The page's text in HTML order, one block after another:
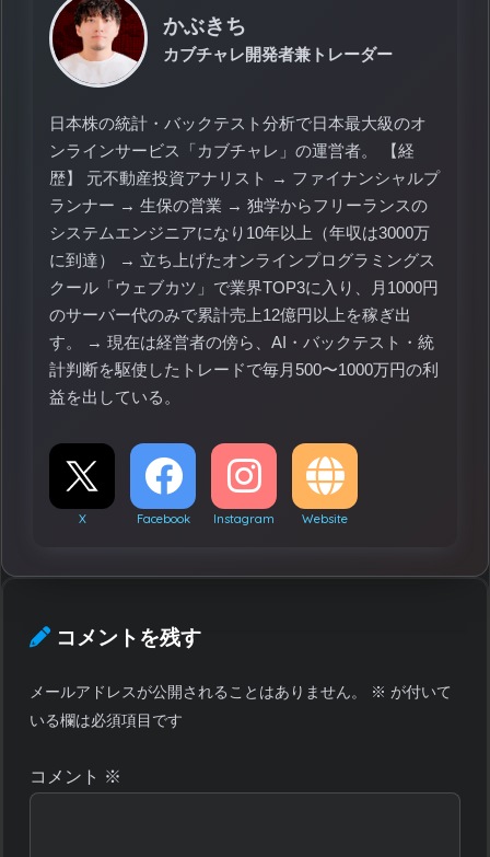
かぶきち
カブチャレ開発者兼トレーダー
日本株の統計・バックテスト分析で日本最大級のオ
ンラインサービス「カブチャレ」の運営者。 【経
歴】 元不動産投資アナリスト → ファイナンシャルプ
ランナー → 生保の営業 → 独学からフリーランスの
システムエンジニアになり10年以上（年収は3000万
に到達） → 立ち上げたオンラインプログラミングス
クール「ウェブカツ」で業界TOP3に入り、月1000円
のサーバー代のみで累計売上12億円以上を稼ぎ出
す。 → 現在は経営者の傍ら、AI・バックテスト・統
計判断を駆使したトレードで毎月500〜1000万円の利
益を出している。
X Facebook Instagram Website
コメントを残す
メールアドレスが公開されることはありません。 ※ が付いて
いる欄は必須項目です
コメント ※